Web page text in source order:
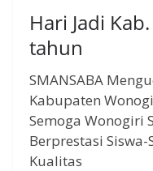
Hari Jadi
tahun
SMANSABA
Kabupaten
Semoga Wonogiri
Berprestasi
Kualitas